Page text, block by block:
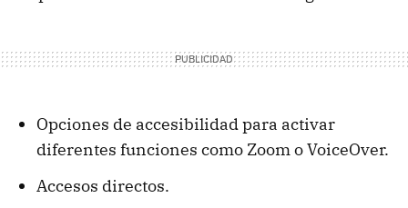
Opciones de accesibilidad para activar
diferentes funciones como Zoom o VoiceOver.
Accesos directos.